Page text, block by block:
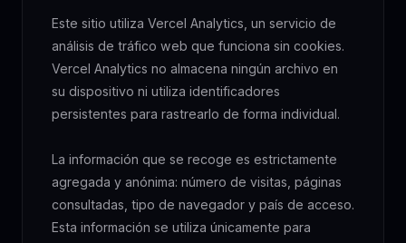
Este sitio utiliza Vercel Analytics, un servicio de
análisis de tráfico web que funciona sin cookies.
Vercel Analytics no almacena ningún archivo en
su dispositivo ni utiliza identificadores
persistentes para rastrearlo de forma individual.
La información que se recoge es estrictamente
agregada y anónima: número de visitas, páginas
consultadas, tipo de navegador y país de acceso.
Esta información se utiliza únicamente para